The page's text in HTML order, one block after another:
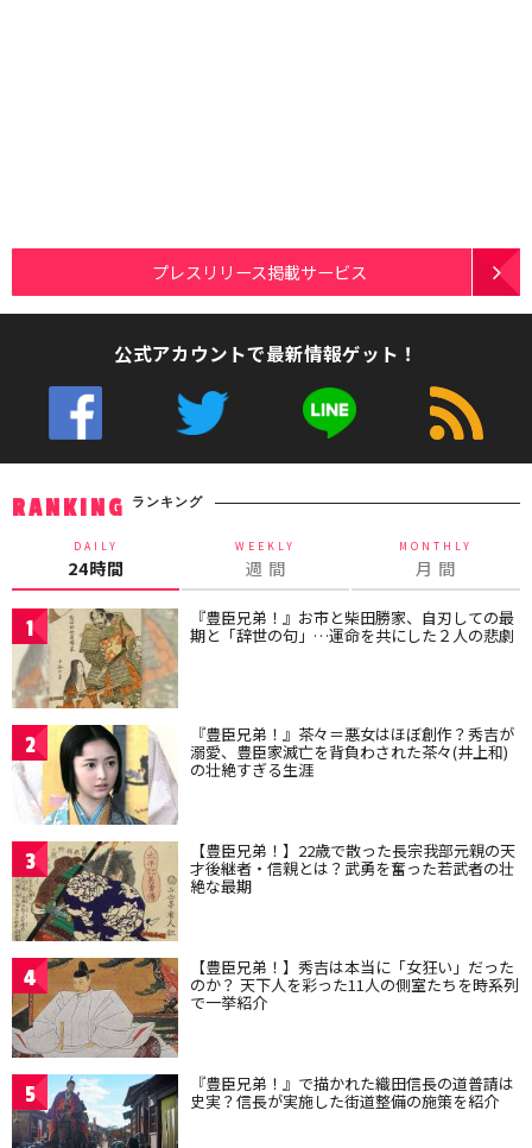
プレスリリース掲載サービス
公式アカウントで最新情報ゲット！
RANKING ランキング
DAILY
24時間
WEEKLY
週 間
MONTHLY
月 間
1 『豊臣兄弟！』お市と柴田勝家、自刃しての最
期と「辞世の句」…運命を共にした２人の悲劇
2 『豊臣兄弟！』茶々＝悪女はほぼ創作？秀吉が
溺愛、豊臣家滅亡を背負わされた茶々(井上和)
の壮絶すぎる生涯
3 【豊臣兄弟！】22歳で散った長宗我部元親の天
才後継者・信親とは？武勇を奮った若武者の壮
絶な最期
4 【豊臣兄弟！】秀吉は本当に「女狂い」だった
のか？ 天下人を彩った11人の側室たちを時系列
で一挙紹介
5 『豊臣兄弟！』で描かれた織田信長の道普請は
史実？信長が実施した街道整備の施策を紹介